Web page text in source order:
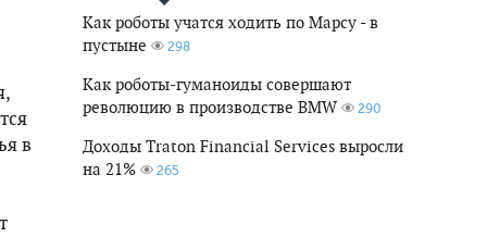
в
Как роботы учатся ходить по Марсу - в
пустыне
298
Как роботы-гуманоиды совершают
революцию в производстве BMW
290
Доходы Traton Financial Services выросли
на 21%
265